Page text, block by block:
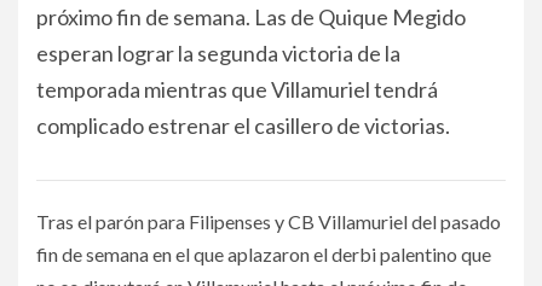
próximo fin de semana. Las de Quique Megido
esperan lograr la segunda victoria de la
temporada mientras que Villamuriel tendrá
complicado estrenar el casillero de victorias.
Tras el parón para Filipenses y CB Villamuriel del pasado
fin de semana en el que aplazaron el derbi palentino que